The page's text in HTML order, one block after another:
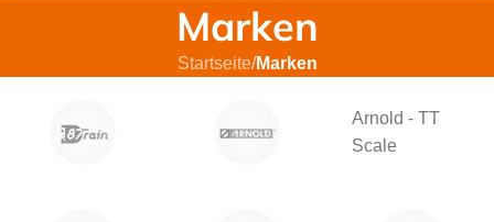
Marken
Startseite/Marken
Arnold - TT
Scale